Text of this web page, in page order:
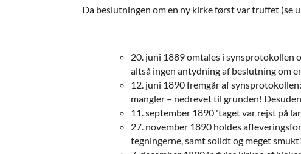
Da beslutningen om en ny kirke først var truffet
20. juni 1889 omtales i synsprotokollen
altså ingen antydning af beslutning om
12. juni 1890 fremgår af
mangler – nedrevet til grunden!
11. september 1890 'taget var rejst på
27. november 1890 holdes
tegningerne, samt solidt og meget smukt'.